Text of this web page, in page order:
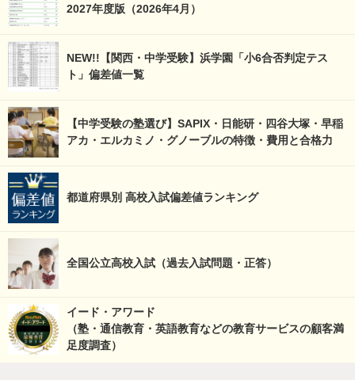
2027年度版（2026年4月）
NEW!!【関西・中学受験】浜学園「小6合否判定テス
ト」偏差値一覧
【中学受験の塾選び】SAPIX・日能研・四谷大塚・早稲
アカ・エルカミノ・グノーブルの特徴・費用と合格力
都道府県別 高校入試偏差値ランキング
全国公立高校入試（過去入試問題・正答）
イード・アワード
（塾・通信教育・英語教育などの教育サービスの顧客満
足度調査）